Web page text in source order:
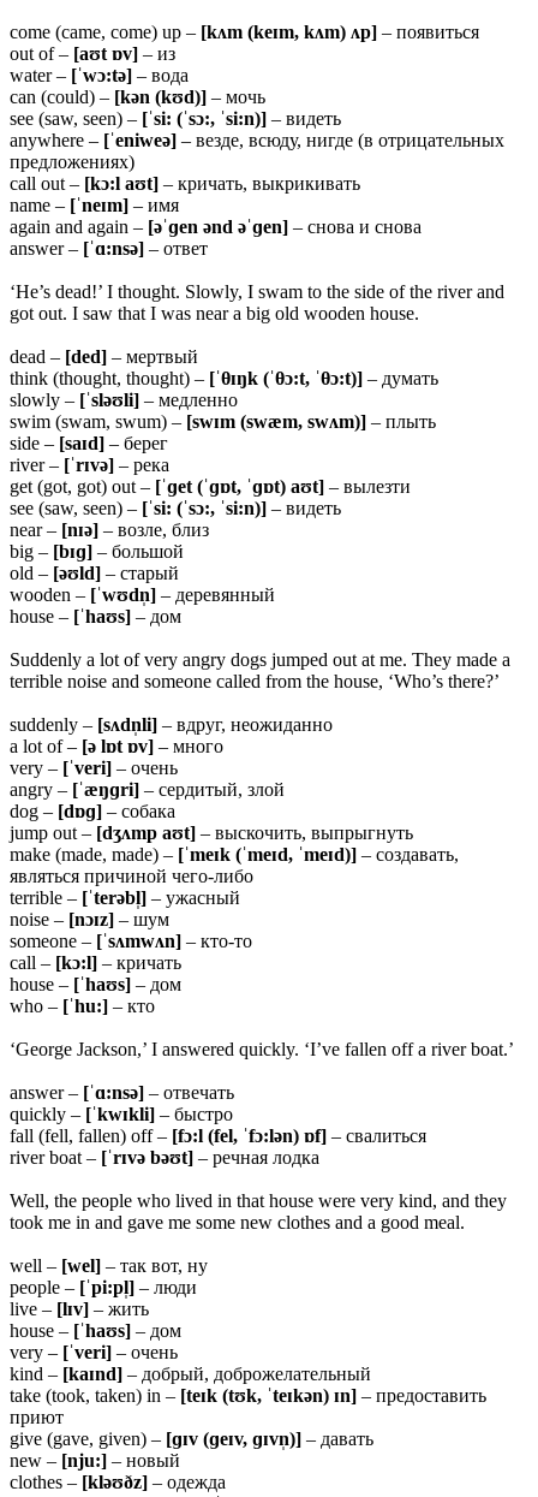
come (came, come) up – [kʌm (keɪm, kʌm) ʌp] – появиться
out of – [aʊt ɒv] – из
water – [ˈwɔ:tə] – вода
can (could) – [kən (kʊd)] – мочь
see (saw, seen) – [ˈsi: (ˈsɔ:, ˈsi:n)] – видеть
anywhere – [ˈeniweə] – везде, всюду, нигде (в отрицательных
предложениях)
call out – [kɔ:l aʊt] – кричать, выкрикивать
name – [ˈneɪm] – имя
again and again – [əˈɡen ənd əˈɡen] – снова и снова
answer – [ˈɑ:nsə] – ответ
‘He’s dead!’ I thought. Slowly, I swam to the side of the river and
got out. I saw that I was near a big old wooden house.
dead – [ded] – мертвый
think (thought, thought) – [ˈθɪŋk (ˈθɔ:t, ˈθɔ:t)] – думать
slowly – [ˈsləʊli] – медленно
swim (swam, swum) – [swɪm (swæm, swʌm)] – плыть
side – [saɪd] – берег
river – [ˈrɪvə] – река
get (got, got) out – [ˈɡet (ˈɡɒt, ˈɡɒt) aʊt] – вылезти
see (saw, seen) – [ˈsi: (ˈsɔ:, ˈsi:n)] – видеть
near – [nɪə] – возле, близ
big – [bɪɡ] – большой
old – [əʊld] – старый
wooden – [ˈwʊdn̩] – деревянный
house – [ˈhaʊs] – дом
Suddenly a lot of very angry dogs jumped out at me. They made a
terrible noise and someone called from the house, ‘Who’s there?’
suddenly – [sʌdn̩li] – вдруг, неожиданно
a lot of – [ə lɒt ɒv] – много
very – [ˈveri] – очень
angry – [ˈæŋɡri] – сердитый, злой
dog – [dɒɡ] – собака
jump out – [dʒʌmp aʊt] – выскочить, выпрыгнуть
make (made, made) – [ˈmeɪk (ˈmeɪd, ˈmeɪd)] – создавать,
являться причиной чего-либо
terrible – [ˈterəbl̩] – ужасный
noise – [nɔɪz] – шум
someone – [ˈsʌmwʌn] – кто-то
call – [kɔ:l] – кричать
house – [ˈhaʊs] – дом
who – [ˈhu:] – кто
‘George Jackson,’ I answered quickly. ‘I’ve fallen off a river boat.’
answer – [ˈɑ:nsə] – отвечать
quickly – [ˈkwɪkli] – быстро
fall (fell, fallen) off – [fɔ:l (fel, ˈfɔ:lən) ɒf] – свалиться
river boat – [ˈrɪvə bəʊt] – речная лодка
Well, the people who lived in that house were very kind, and they
took me in and gave me some new clothes and a good meal.
well – [wel] – так вот, ну
people – [ˈpi:pl̩] – люди
live – [lɪv] – жить
house – [ˈhaʊs] – дом
very – [ˈveri] – очень
kind – [kaɪnd] – добрый, доброжелательный
take (took, taken) in – [teɪk (tʊk, ˈteɪkən) ɪn] – предоставить
приют
give (gave, given) – [ɡɪv (ɡeɪv, ɡɪvn̩)] – давать
new – [nju:] – новый
clothes – [kləʊðz] – одежда